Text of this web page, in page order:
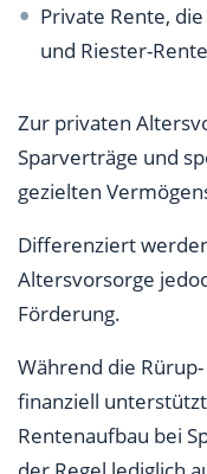
Private Rente,
und Riester-
Zur privaten
Sparverträge und
gezielten
Differenziert
Altersvorsorge
Förderung.
Während die
finanziell
Rentenaufbau bei